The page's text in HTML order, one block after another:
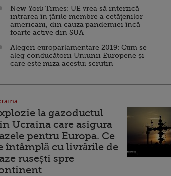
New York Times: UE vrea să interzică
intrarea în țările membre a cetăţenilor
americani, din cauza pandemiei încă
foarte active din SUA
Alegeri europarlamentare 2019: Cum se
aleg conducătorii Uniunii Europene și
care este miza acestui scrutin
la gazoductul
Ucraina care asigura
pentru Europa. Ce
întâmplă cu livrările de
rusești spre